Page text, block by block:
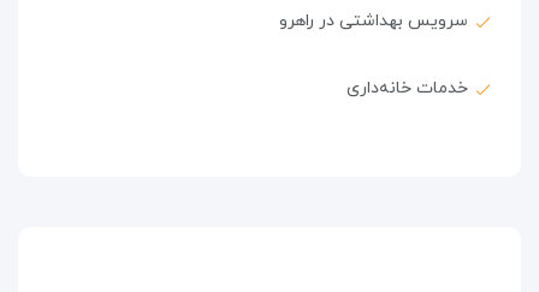
سرویس بهداشتی در راهرو
خدمات خانه‌داری